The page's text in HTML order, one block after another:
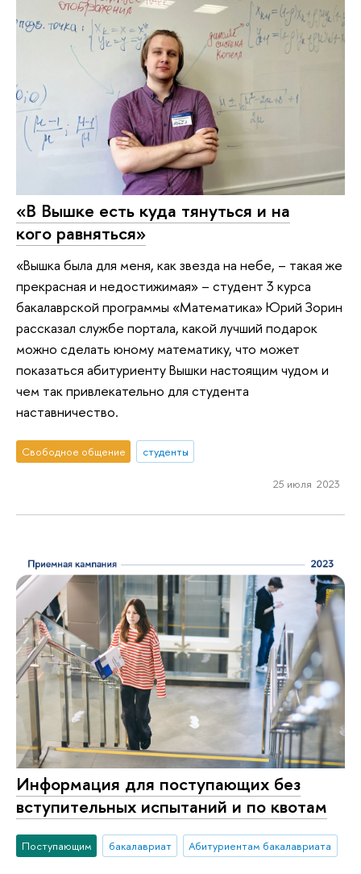
«В Вышке есть куда тянуться и на
кого равняться»
«Вышка была для меня, как звезда на небе, – такая же
прекрасная и недостижимая» – студент 3 курса
бакалаврской программы «Математика» Юрий Зорин
рассказал службе портала, какой лучший подарок
можно сделать юному математику, что может
показаться абитуриенту Вышки настоящим чудом и
чем так привлекательно для студента
наставничество.
Свободное общение студенты
25 июля 2023
Информация для поступающих без
вступительных испытаний и по квотам
Поступающим бакалавриат Абитуриентам бакалавриата